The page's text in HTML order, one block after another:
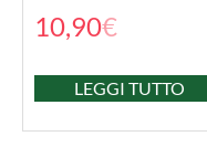
10,90€
LEGGI TUTTO